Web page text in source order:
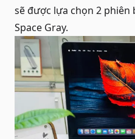
sẽ được lựa chọn 2 phiên
Space Gray.